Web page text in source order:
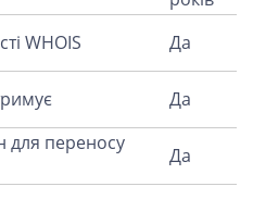
WHOIS
Да
Да
для переносу
Да